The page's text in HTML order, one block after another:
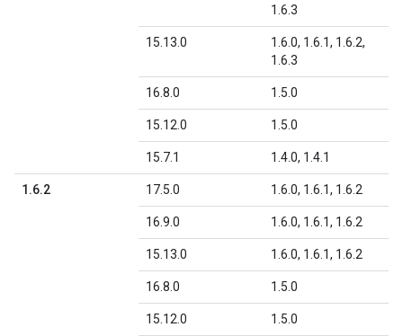
1.6.3
15.13.0
1.6.0, 1.6.1, 1.6.2,
1.6.3
16.8.0 1.5.0
15.12.0 1.5.0
15.7.1 1.4.0, 1.4.1
1.6.2 17.5.0 1.6.0, 1.6.1, 1.6.2
16.9.0 1.6.0, 1.6.1, 1.6.2
15.13.0 1.6.0, 1.6.1, 1.6.2
16.8.0 1.5.0
15.12.0 1.5.0